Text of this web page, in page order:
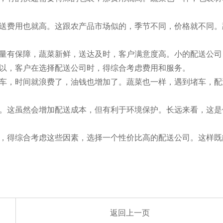
用也就高。这跟农产品市场似的，季节不同，价格就不同
保障，蔬菜新鲜，送达及时，客户满意度高。小的配送公
客户在选择配送公司时，得综合考虑费用和服务。
时间就浪费了，油钱也增加了。蔬菜也一样，遇到堵车，
虽然会增加配送成本，但有利于环境保护。长远来看，这
综合考虑这些因素，选择一个性价比高的配送公司。这样
返回上一页